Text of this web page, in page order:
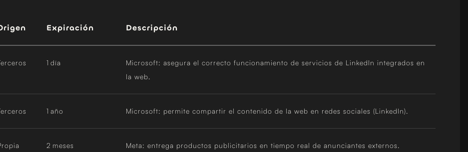
Expiración Descripción
1 día
Microsoft: asegura el correcto funcionamiento de servicios de LinkedIn integrados en
la web.
1 año Microsoft: permite compartir el contenido de la web en redes sociales (LinkedIn).
2 meses
Meta: entrega productos publicitarios en tiempo real de anunciantes externos.